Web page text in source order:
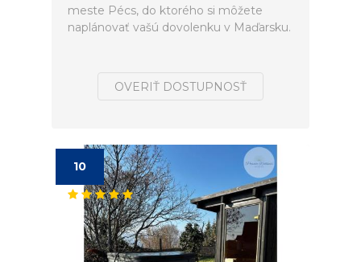
meste Pécs, do ktorého si môžete
naplánovať vašú dovolenku v Maďarsku.
OVERIŤ DOSTUPNOSŤ
10